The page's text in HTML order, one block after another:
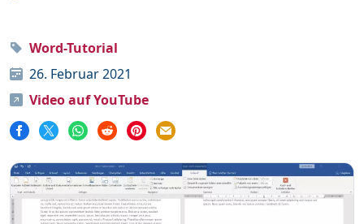
Word-Tutorial
26. Februar 2021
Video auf YouTube